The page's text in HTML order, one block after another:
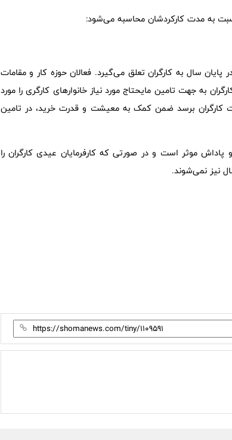
نسبت به مدت کارکردشان محاسبه می‌شود:
سال به کارگران تعلق می‌گیرد. فعالان حوزه کار و مقامات
به جهت تامین مایحتاج مورد نیاز خانوارهای کارگری را مورد
کارگران برسد ضمن کمک به معیشت و قدرت خرید، در تامین
پاداش موثر است و در صورتی که کارفرمایان عیدی کارگران را
نیز نمی‌شوند.